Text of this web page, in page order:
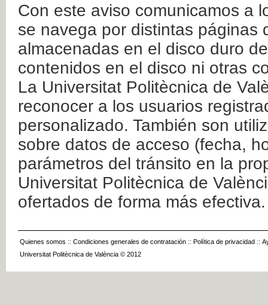
Con este aviso comunicamos a
se navega por distintas páginas
almacenadas en el disco duro
contenidos en el disco ni otras
La Universitat Politècnica de
reconocer a los usuarios
personalizado. También son
sobre datos de acceso (fecha,
parámetros del tránsito en la
Universitat Politècnica de
ofertados de forma más efectiva.
Quienes somos :: Condiciones generales de contratación :: Política de privacidad ::
Universitat Politècnica de València © 2012